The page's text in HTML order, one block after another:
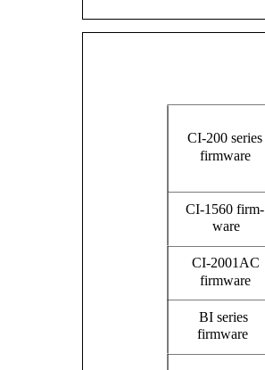
CI-200 series
firmware
CI-1560 firm-
ware
CI-2001AC
firmware
BI series
firmware